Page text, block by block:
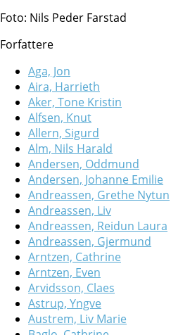
Foto: Nils Peder Farstad
Forfattere
Aga, Jon
Aira, Harrieth
Aker, Tone Kristin
Alfsen, Knut
Allern, Sigurd
Alm, Nils Harald
Andersen, Oddmund
Andersen, Johanne Emilie
Andreassen, Grethe Nytun
Andreassen, Liv
Andreassen, Reidun Laura
Andreassen, Gjermund
Arntzen, Cathrine
Arntzen, Even
Arvidsson, Claes
Astrup, Yngve
Austrem, Liv Marie